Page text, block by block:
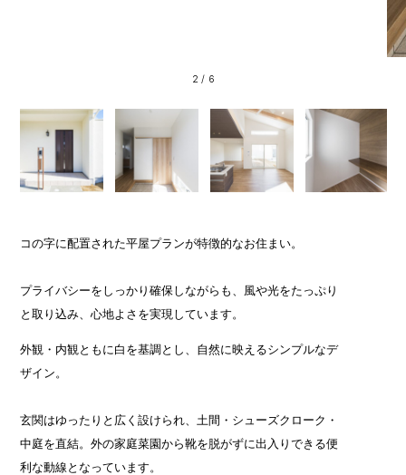
2 / 6
コの字に配置された平屋プランが特徴的なお住まい。
プライバシーをしっかり確保しながらも、風や光をたっぷり
と取り込み、心地よさを実現しています。
外観・内観ともに白を基調とし、自然に映えるシンプルなデ
ザイン。
玄関はゆったりと広く設けられ、土間・シューズクローク・
中庭を直結。外の家庭菜園から靴を脱がずに出入りできる便
利な動線となっています。